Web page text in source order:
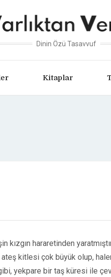
Dinin Özü Tasavvuf
Kitaplar
kızgın hararetinden
kitlesi çok büyük olup,
yekpare bir taş küresi ile